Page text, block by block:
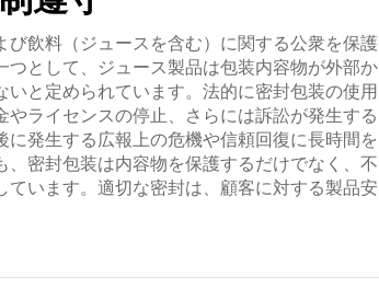
飲料（ジュースを含む）に関する公衆を保護
として、ジュース製品は包装内容物が外部か
と定められています。法的に密封包装の使用
ライセンスの停止、さらには訴訟が発生する
発生する広報上の危機や信頼回復に長時間を
密封包装は内容物を保護するだけでなく、不
います。適切な密封は、顧客に対する製品安